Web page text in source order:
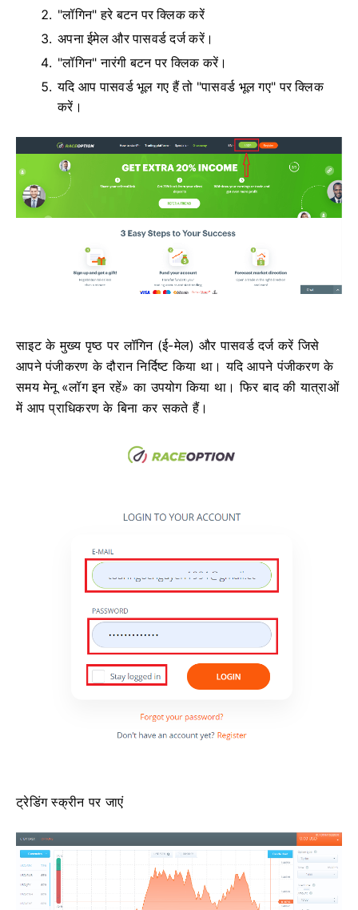
"लॉगिन" हरे बटन पर क्लिक करें
अपना ईमेल और पासवर्ड दर्ज करें।
"लॉगिन" नारंगी बटन पर क्लिक करें।
यदि आप पासवर्ड भूल गए हैं तो "पासवर्ड भूल गए" पर क्लिक
करें।
साइट के मुख्य पृष्ठ पर लॉगिन (ई-मेल) और पासवर्ड दर्ज करें जिसे
आपने पंजीकरण के दौरान निर्दिष्ट किया था।यदि आपने पंजीकरण के
समय मेनू «लॉग इन रहें» का उपयोग किया था।फिर बाद की यात्राओं
में आप प्राधिकरण के बिना कर सकते हैं।
ट्रेडिंग स्क्रीन पर जाएं